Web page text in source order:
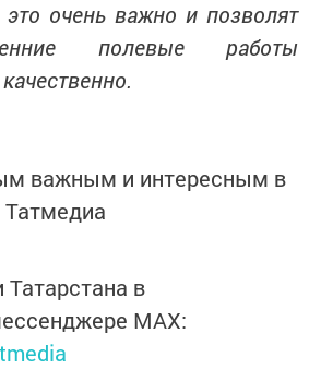
очень важно и позволят
полевые работы
важным и интересным в
Татмедиа
Татарстана в
MАХ: